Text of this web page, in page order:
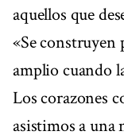
aquellos que
«Se construyen
amplio cuando
Los corazones
asistimos a una